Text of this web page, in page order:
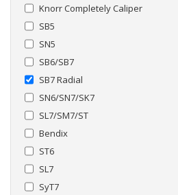
Knorr Completely Caliper
SB5
SN5
SB6/SB7
SB7 Radial
SN6/SN7/SK7
SL7/SM7/ST
Bendix
ST6
SL7
SyT7